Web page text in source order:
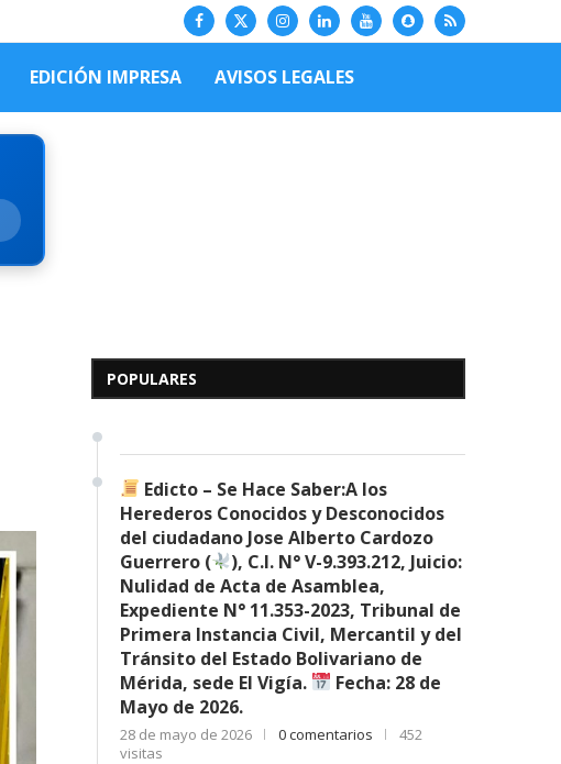
EDICIÓN IMPRESA AVISOS LEGALES
POPULARES
Desconocidos del...
7 de mayo de 2026
Edicto – Se Hace Saber:A los
Herederos Conocidos y Desconocidos
del ciudadano Jose Alberto Cardozo
Guerrero (
), C.I. N° V-9.393.212, Juicio:
Nulidad de Acta de Asamblea,
Expediente N° 11.353-2023, Tribunal de
Primera Instancia Civil, Mercantil y del
Tránsito del Estado Bolivariano de
Mérida, sede El Vigía.
Fecha: 28 de
Mayo de 2026.
28 de mayo de 2026 0 comentarios
452
visitas